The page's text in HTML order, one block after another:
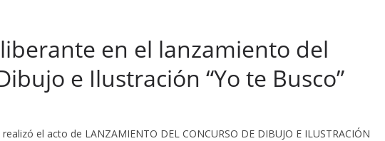
en el lanzamiento del
e Ilustración “Yo te Busco”
el acto de LANZAMIENTO DEL CONCURSO DE DIBUJO E ILUSTRACIÓN